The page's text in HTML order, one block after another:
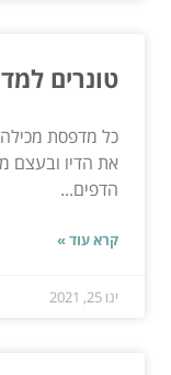
טונרים
כל מדפסת מכילה
את הדיו ובעצם
הדפים...
קרא עוד »
ינו 25, 2021